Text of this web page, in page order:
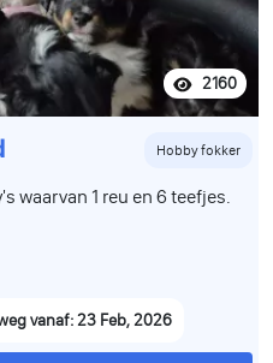
2160
Hobby fokker
waarvan 1 reu en 6 teefjes.
vanaf: 23 Feb, 2026